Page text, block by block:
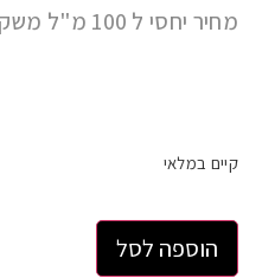
מחיר יחסי ל 100 מ"ל משקה – 15.71
קיים במלאי
הוספה לסל